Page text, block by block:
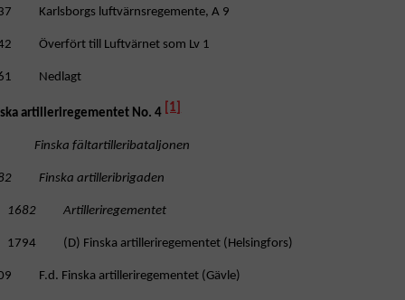
Karlsborgs luftvärnsregemente, A 9
Överfört till Luftvärnet som Lv 1
Nedlagt
artilleriregementet No. 4 [1]
fältartilleribataljonen
Finska artilleribrigaden
1682 Artilleriregementet
1794 (D) Finska artilleriregementet (Helsingfors)
F.d. Finska artilleriregementet (Gävle)